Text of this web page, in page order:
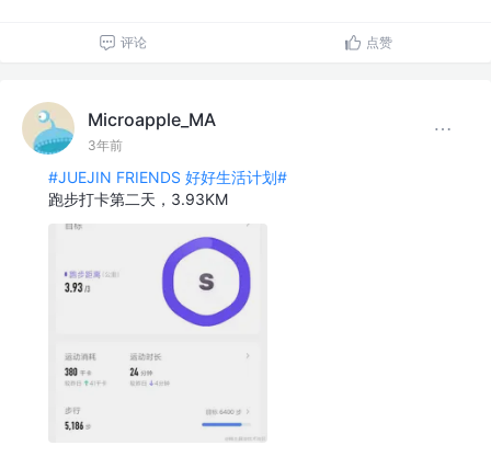
评论 点赞
Microapple_MA
3年前
#JUEJIN FRIENDS 好好生活计划#
跑步打卡第二天，3.93KM